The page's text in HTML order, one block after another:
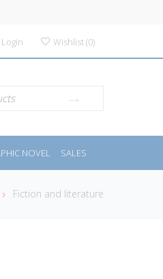
Login Wishlist(0)
NOVEL SALES
Fiction and literature